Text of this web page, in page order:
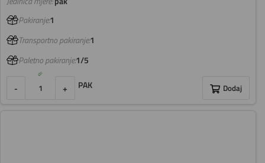
Pakiranje:1
Transportno pakiranje:1
Paletno pakiranje:1/5
- + PAK Dodaj